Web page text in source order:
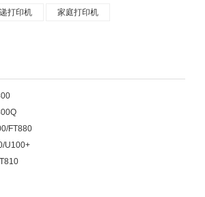
打印机 家庭打印机
FT880
U100+